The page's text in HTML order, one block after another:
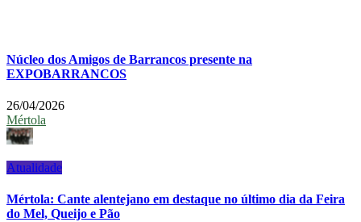
Núcleo dos Amigos de Barrancos presente na
EXPOBARRANCOS
26/04/2026
Mértola
Atualidade
Mértola: Cante alentejano em destaque no último dia da Feira
do Mel, Queijo e Pão